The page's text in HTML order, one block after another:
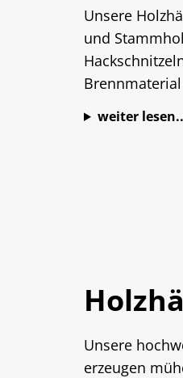
Unsere
und
weiter
Unsere
erzeugen